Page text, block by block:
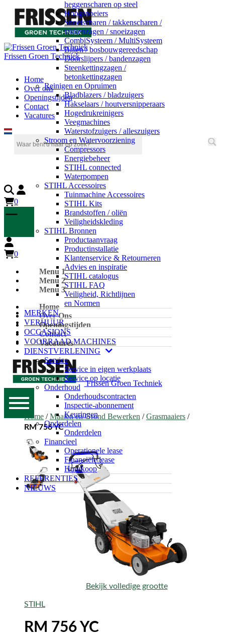
Frissen Groen Techniek
Home
Over ons
Openingstijden
Contact
Vacatures
heggenscharen op steel
Hoogsnoeiers
Snoeischaren / takkenscharen /
takkenzagen / snoeizagen
CombiSysteem / MultiSysteem
Bijlen / bosbouwgereedschap
Doorslijpers / bandenzagen
Steenkettingzagen /
betonkettingzagen
Reinigen en Opruimen
Bladblazers / bladzuigers
Hakselaars / houtversnipperaars
Hogedrukreinigers
Veegmachines
Waterstofzuigers / alleszuigers
Stroom en Watervoorziening
Compressors
Energiebeheer
STIHL connected
Waterpompen
STIHL Accessoires
Tuinmachine Accessoires
STIHL Kits
Brandstoffen / oliën
Veiligheidskleding
STIHL Bronnen
Productaanvraag
Productinstallatie
Klantenservice & Retourneren
Advies en inspiratie
STIHL catalogus
STIHL FAQ
Veiligheid, Richtlijnen
en Normen
MERKEN
VERHUUR
OCCASIONS
VOORRAAD MACHINES
DIENSTVERLENING
Service
Service in eigen werkplaats
Service op locatie
Onderhoud
Onderhoudscontracten
Inspectie-abonnement
Keuringen
Onderdelen
Onderdelen
Financieel
Operationele lease
Financiële lease
Huurkoop
REFERENTIES
NIEUWS
0
0
Menu 1
Menu 2
Menu 3
Home
Over Ons
Openingstijden
Contact
Vacatures
Frissen Groen Techniek
Home /Maaien en Grond Bewerken /Grasmaaiers /
RM 756 YC
Bekijk volledige grootte
STIHL
RM 756 YC